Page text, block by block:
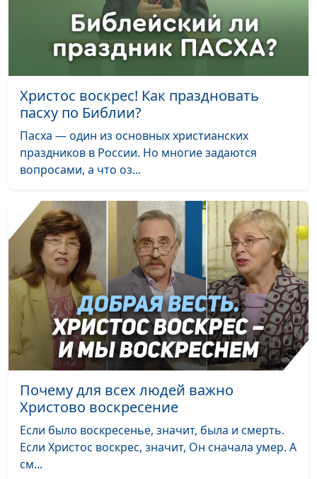
Христос воскрес! Как праздновать
пасху по Библии?
Пасха — один из основных христианских
праздников в России. Но многие задаются
вопросами, а что оз...
Почему для всех людей важно
Христово воскресение
Если было воскресенье, значит, была и смерть.
Если Христос воскрес, значит, Он сначала умер. А
см...